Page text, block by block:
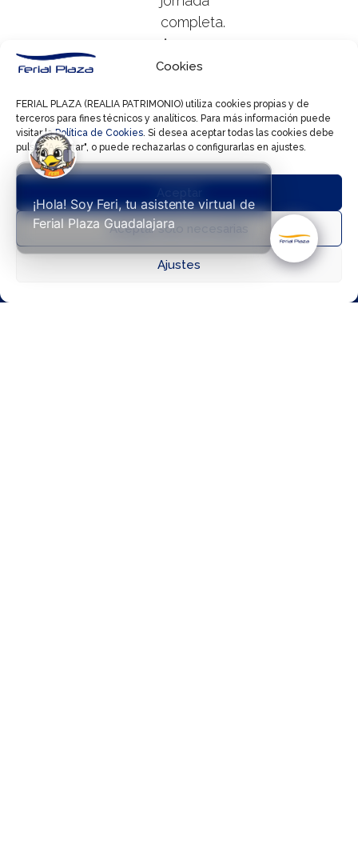
Cookies
FERIAL PLAZA (REALIA PATRIMONIO) utiliza cookies propias y de
terceros para fines técnicos y analíticos. Para más información puede
visitar laPolítica de Cookies. Si desea aceptar todas las cookies debe
pulsar "Aceptar", o puede rechazarlas o configurarlas en ajustes.
Aceptar solo necesarias
Ajustes
 
Cómo llegar

completa.
A
veces
una
hora
bien
aprovechada
suficiente
para
responder
¡Hola! Soy Feri, tu asistente virtual de
Ferial Plaza Guadalajara